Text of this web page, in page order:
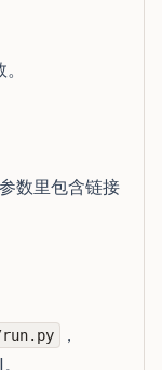
数里包含链接
，